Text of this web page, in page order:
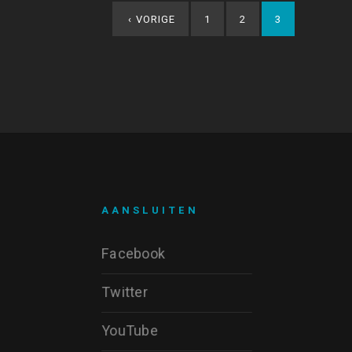
‹ VORIGE 1 2 3
AANSLUITEN
Facebook
Twitter
YouTube